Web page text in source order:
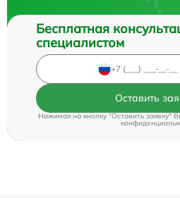
Бесплатная
специалистом
Оставить
Нажимая на кнопку "Оставить заявку"